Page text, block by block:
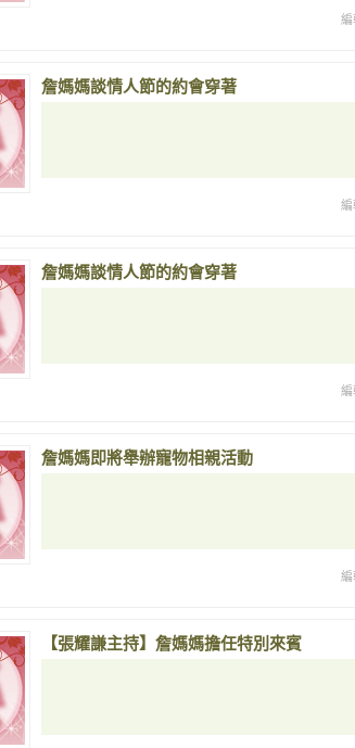
編
詹媽媽談情人節的約會穿著
編
詹媽媽談情人節的約會穿著
編
詹媽媽即將舉辦寵物相親活動
編
【張耀謙主持】詹媽媽擔任特別來賓